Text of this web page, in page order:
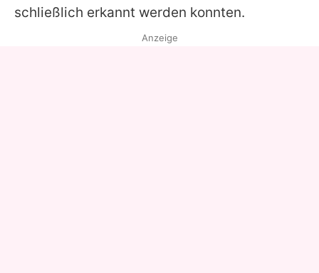
schließlich erkannt werden konnten.
Anzeige